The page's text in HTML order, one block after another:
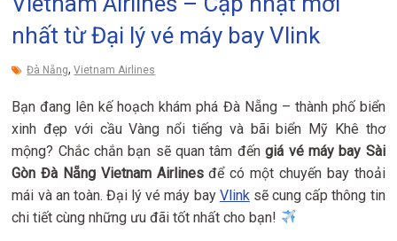
nhất từ Đại lý vé máy bay Vlink
Đà Nẵng,Vietnam Airlines
Bạn đang lên kế hoạch khám phá Đà Nẵng – thành phố biển
xinh đẹp với cầu Vàng nổi tiếng và bãi biển Mỹ Khê thơ
mộng? Chắc chắn bạn sẽ quan tâm đếngiá vé máy bay Sài
Gòn Đà Nẵng Vietnam Airlinesđể có một chuyến bay thoải
mái và an toàn. Đại lý vé máy bay Vlinksẽ cung cấp thông tin
chi tiết cùng những ưu đãi tốt nhất cho bạn!